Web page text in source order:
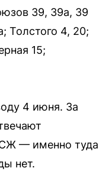
39, 39а, 39
Толстого 4, 20;
15;
4 июня. За
— именно туда
нет.